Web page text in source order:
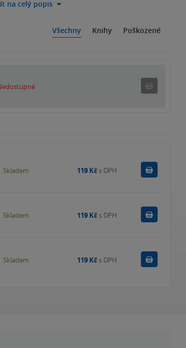
na celý popis
Všechny Knihy Poškozené
Skladem 119 Kč s DPH
Skladem 119 Kč s DPH
Skladem 119 Kč s DPH